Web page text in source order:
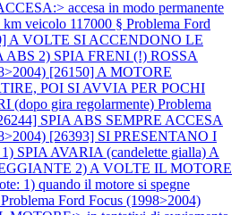
accesa in modo permanente
veicolo 117000 § Problema Ford
A VOLTE SI ACCENDONO LE
ABS 2) SPIA FRENI (!) ROSSA
[26150] A MOTORE
POI SI AVVIA PER POCHI
(dopo gira regolarmente) Problema
SPIA ABS SEMPRE ACCESA
[26393] SI PRESENTANO I
SPIA AVARIA (candelette gialla) A
2) A VOLTE IL MOTORE
1) quando il motore si spegne
Problema Ford Focus (1998>2004)